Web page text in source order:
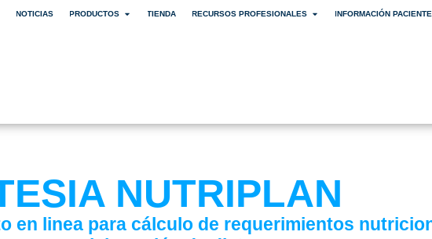
NOTICIAS PRODUCTOS TIENDA RECURSOS PROFESIONALES INFORMACIÓN
NUTRIPLAN
en linea para cálculo de requerimientos